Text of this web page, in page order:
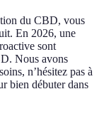
du CBD, vous
En 2026, une
sont
Nous avons
n’hésitez pas à
bien débuter dans